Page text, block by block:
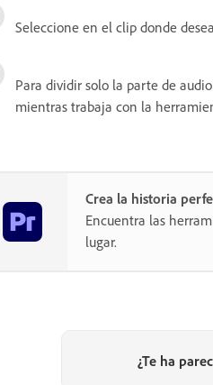
Seleccione en el clip donde
Para dividir solo la parte de
mientras trabaja con la
Crea la historia
Encuentra las
lugar.
¿Te ha